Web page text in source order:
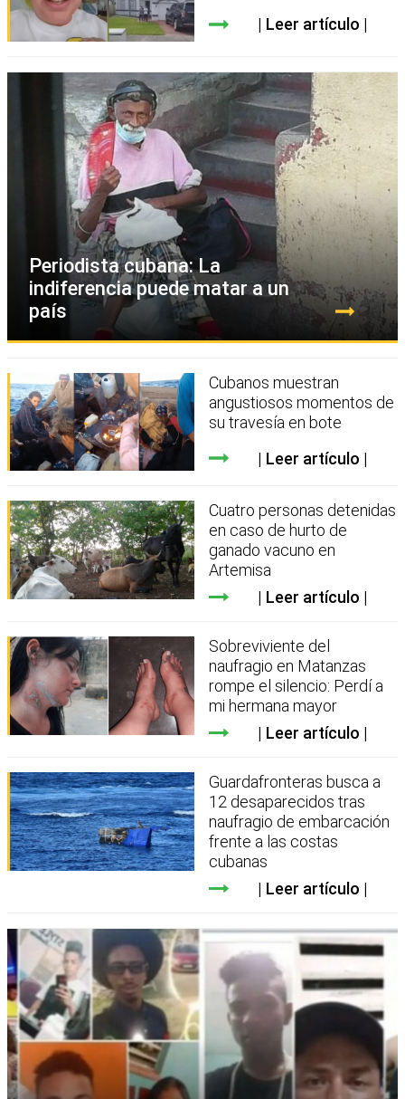
Leer artículo
Periodista cubana: La
indiferencia puede matar a un
país
Cubanos muestran
angustiosos momentos de
su travesía en bote
Leer artículo
Cuatro personas detenidas
en caso de hurto de
ganado vacuno en
Artemisa
Leer artículo
Sobreviviente del
naufragio en Matanzas
rompe el silencio: Perdí a
mi hermana mayor
Leer artículo
Guardafronteras busca a
12 desaparecidos tras
naufragio de embarcación
frente a las costas
cubanas
Leer artículo